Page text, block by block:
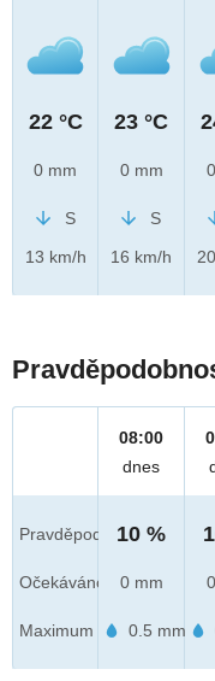
22 °C
0 mm
S
13 km/h
23 °C
0 mm
S
16 km/h
Pravděpod.
Očekáváno
Maximum
08:00
dnes
10 %
0 mm
0.5 mm